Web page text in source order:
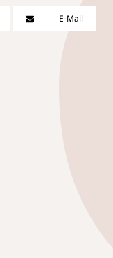
E-Mail